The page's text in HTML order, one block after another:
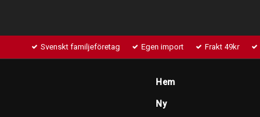
Svenskt familjeföretag Egen import Frakt 49kr
Hem
Ny